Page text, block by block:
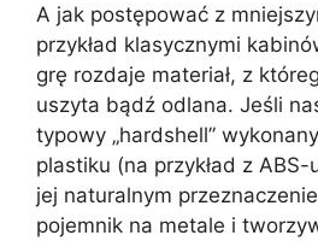
A jak postępować z
przykład klasycznymi
grę rozdaje materiał, z
uszyta bądź odlana. Jeśli
typowy „hardshell”
plastiku (na przykład z
jej naturalnym
pojemnik na metale i